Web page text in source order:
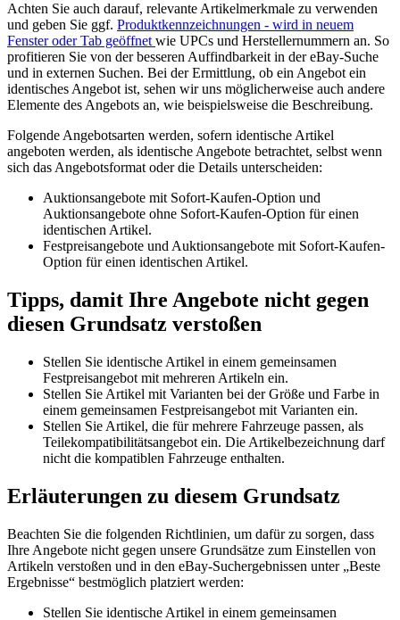
Achten Sie auch darauf, relevante Artikelmerkmale zu verwenden
und geben Sie ggf. Produktkennzeichnungen - wird in neuem
Fenster oder Tab geöffnet wie UPCs und Herstellernummern an. So
profitieren Sie von der besseren Auffindbarkeit in der eBay-Suche
und in externen Suchen. Bei der Ermittlung, ob ein Angebot ein
identisches Angebot ist, sehen wir uns möglicherweise auch andere
Elemente des Angebots an, wie beispielsweise die Beschreibung.
Folgende Angebotsarten werden, sofern identische Artikel
angeboten werden, als identische Angebote betrachtet, selbst wenn
sich das Angebotsformat oder die Details unterscheiden:
Auktionsangebote mit Sofort-Kaufen-Option und
Auktionsangebote ohne Sofort-Kaufen-Option für einen
identischen Artikel.
Festpreisangebote und Auktionsangebote mit Sofort-Kaufen-
Option für einen identischen Artikel.
Tipps, damit Ihre Angebote nicht gegen
diesen Grundsatz verstoßen
Stellen Sie identische Artikel in einem gemeinsamen
Festpreisangebot mit mehreren Artikeln ein.
Stellen Sie Artikel mit Varianten bei der Größe und Farbe in
einem gemeinsamen Festpreisangebot mit Varianten ein.
Stellen Sie Artikel, die für mehrere Fahrzeuge passen, als
Teilekompatibilitätsangebot ein. Die Artikelbezeichnung darf
nicht die kompatiblen Fahrzeuge enthalten.
Erläuterungen zu diesem Grundsatz
Beachten Sie die folgenden Richtlinien, um dafür zu sorgen, dass
Ihre Angebote nicht gegen unsere Grundsätze zum Einstellen von
Artikeln verstoßen und in den eBay-Suchergebnissen unter „Beste
Ergebnisse“ bestmöglich platziert werden:
Stellen Sie identische Artikel in einem gemeinsamen